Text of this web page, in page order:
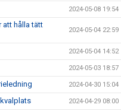
2024-05-08 19:54
att hålla tätt
2024-05-04 22:59
2024-05-04 14:52
2024-05-03 18:57
2024-04-30 15:04
2024-04-29 08:00